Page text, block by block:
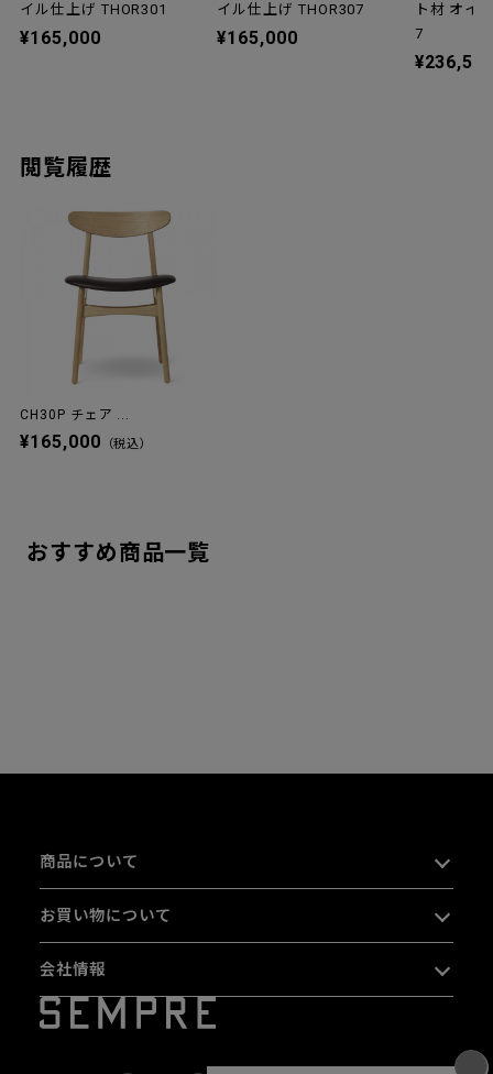
イル仕上げ THOR301
¥165,000
イル仕上げ THOR307
¥165,000
ト材 オイ
7
閲覧履歴
CH30P チェア ...
¥165,000 （税込）
おすすめ商品一覧
商品について
お買い物について
会社情報